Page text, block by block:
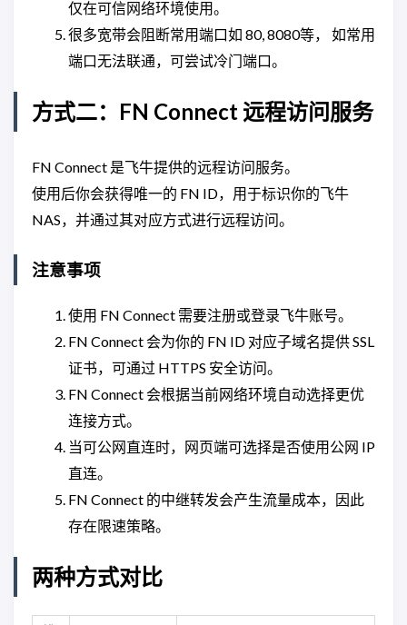
仅在可信网络环境使用。
很多宽带会阻断常用端口如 80, 8080等， 如常用
端口无法联通，可尝试冷门端口。
方式二：FN Connect 远程访问服务
FN Connect 是飞牛提供的远程访问服务。
使用后你会获得唯一的 FN ID，用于标识你的飞牛
NAS，并通过其对应方式进行远程访问。
注意事项
使用 FN Connect 需要注册或登录飞牛账号。
FN Connect 会为你的 FN ID 对应子域名提供 SSL
证书，可通过 HTTPS 安全访问。
FN Connect 会根据当前网络环境自动选择更优
连接方式。
当可公网直连时，网页端可选择是否使用公网 IP
直连。
FN Connect 的中继转发会产生流量成本，因此
存在限速策略。
两种方式对比